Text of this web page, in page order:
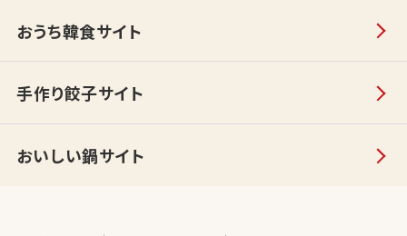
おうち韓食サイト
手作り餃子サイト
おいしい鍋サイト